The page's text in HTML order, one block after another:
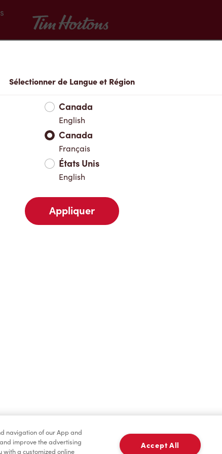
Tim Hortons
Menu
TimMD à la Maison
Sélectionner de Langue et Région
Canada
English
Canada
Français
États Unis
English
Appliquer
navigation of our App and
improve the advertising
with a customized online
Accept All